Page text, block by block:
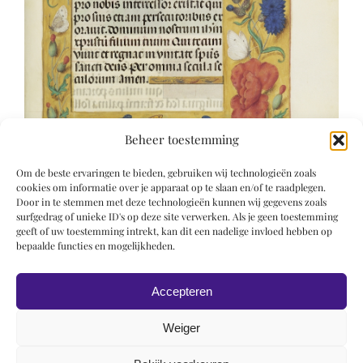
Beheer toestemming
Om de beste ervaringen te bieden, gebruiken wij technologieën zoals
cookies om informatie over je apparaat op te slaan en/of te raadplegen.
Door in te stemmen met deze technologieën kunnen wij gegevens zoals
surfgedrag of unieke ID's op deze site verwerken. Als je geen toestemming
geeft of uw toestemming intrekt, kan dit een nadelige invloed hebben op
bepaalde functies en mogelijkheden.
Accepteren
Weiger